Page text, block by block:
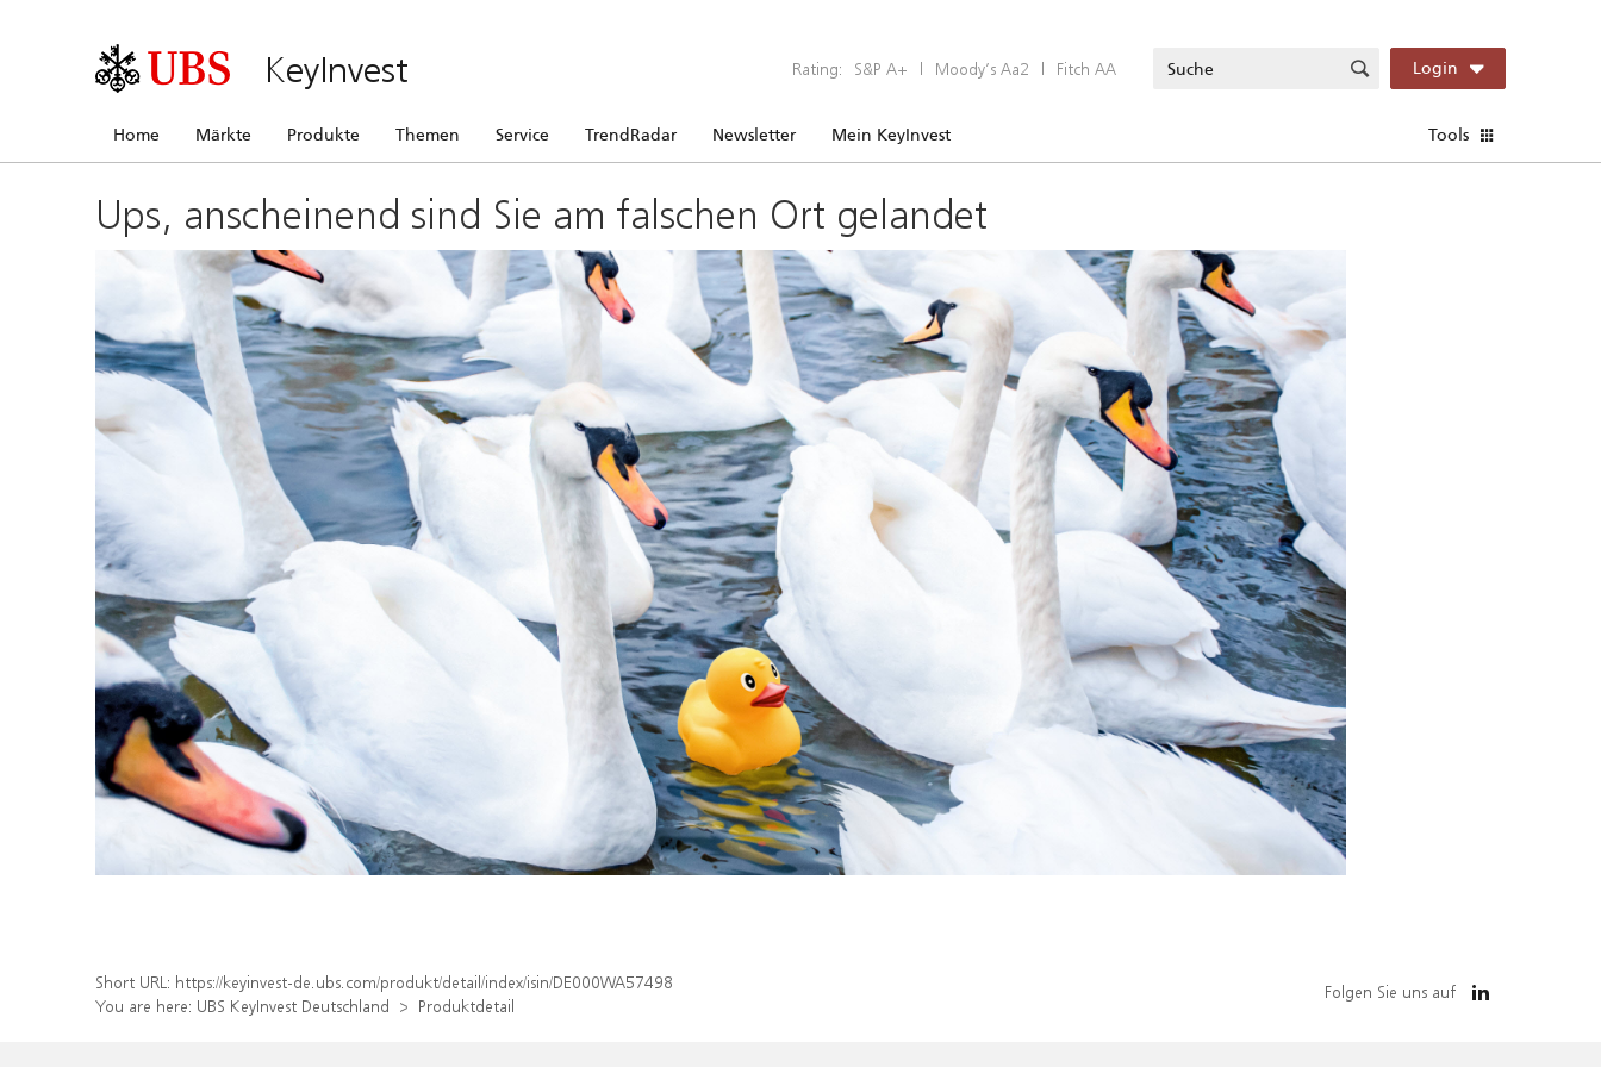
KeyInvest Rating: S&P A+ | Moody’s Aa2 | Fitch AA Login
Home Märkte Produkte Themen Service TrendRadar Newsletter Mein KeyInvest Tools
Ups, anscheinend sind Sie am falschen Ort gelandet
Short URL: https://keyinvest-de.ubs.com/produkt/detail/index/isin/DE000WA57498
You are here: UBS KeyInvest Deutschland Produktdetail
Folgen Sie uns auf